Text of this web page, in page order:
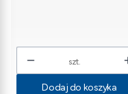
szt.
Dodaj do koszyka